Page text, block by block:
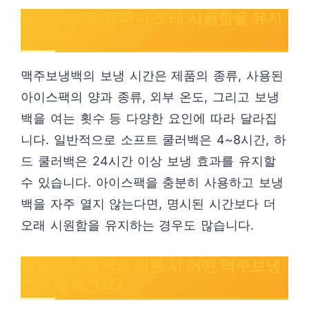
맥주보냉백의 보냉 시간은 제품의 종류, 사용된
아이스팩의 양과 종류, 외부 온도, 그리고 보냉
백을 여는 횟수 등 다양한 요인에 따라 달라집
니다. 일반적으로 소프트 쿨러백은 4~8시간, 하
드 쿨러백은 24시간 이상 보냉 효과를 유지할
수 있습니다. 아이스팩을 충분히 사용하고 보냉
백을 자주 열지 않는다면, 명시된 시간보다 더
오래 시원함을 유지하는 경우도 많습니다.